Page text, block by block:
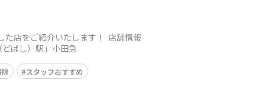
た店をご紹介いたします！ 店舗情報
ばし）駅」小田急
除
スタッフおすすめ